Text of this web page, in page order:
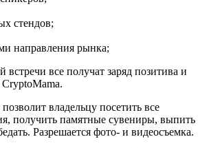
стендов;
направления рынка;
встречи все получат заряд позитива и
владельцу посетить все
получить памятные сувениры, выпить
Разрешается фото- и видеосъемка.